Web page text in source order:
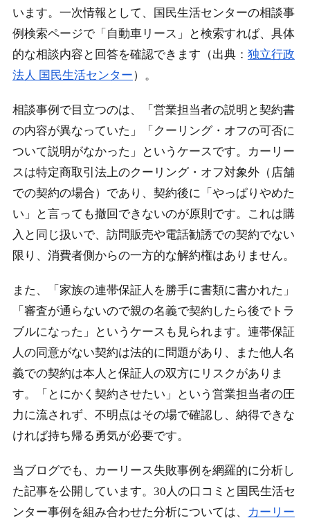
います。一次情報として、国民生活センターの相談事
例検索ページで「自動車リース」と検索すれば、具体
的な相談内容と回答を確認できます（出典： 独立行政
法人 国民生活センター）。
相談事例で目立つのは、「営業担当者の説明と契約書
の内容が異なっていた」「クーリング・オフの可否に
ついて説明がなかった」というケースです。カーリー
スは特定商取引法上のクーリング・オフ対象外（店舗
での契約の場合）であり、契約後に「やっぱりやめた
い」と言っても撤回できないのが原則です。これは購
入と同じ扱いで、訪問販売や電話勧誘での契約でない
限り、消費者側からの一方的な解約権はありません。
また、「家族の連帯保証人を勝手に書類に書かれた」
「審査が通らないので親の名義で契約したら後でトラ
ブルになった」というケースも見られます。連帯保証
人の同意がない契約は法的に問題があり、また他人名
義での契約は本人と保証人の双方にリスクがありま
す。「とにかく契約させたい」という営業担当者の圧
力に流されず、不明点はその場で確認し、納得できな
ければ持ち帰る勇気が必要です。
当ブログでも、カーリース失敗事例を網羅的に分析し
た記事を公開しています。30人の口コミと国民生活セ
ンター事例を組み合わせた分析については、
カーリー